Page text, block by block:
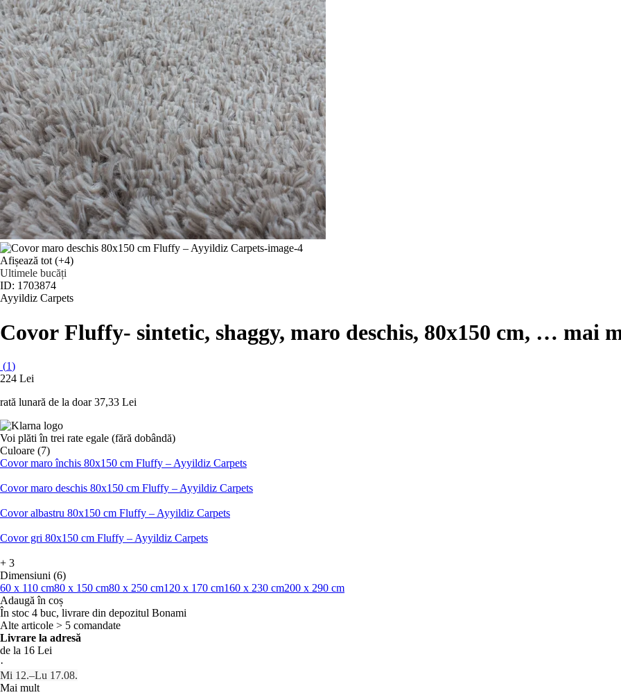
Afișează tot (+4)
Ultimele bucăți
ID: 1703874
Ayyildiz Carpets
Covor Fluffy- sintetic, shaggy, maro deschis, 80x150 cm, … mai
(1)
224 Lei
rată lunară de la doar 37,33 Lei
Voi plăti în trei rate egale (fără dobândă)
Culoare (7)
Covor maro închis 80x150 cm Fluffy – Ayyildiz Carpets
Covor maro deschis 80x150 cm Fluffy – Ayyildiz Carpets
Covor albastru 80x150 cm Fluffy – Ayyildiz Carpets
Covor gri 80x150 cm Fluffy – Ayyildiz Carpets
+ 3
Dimensiuni (6)
60 x 110 cm80 x 150 cm80 x 250 cm120 x 170 cm160 x 230 cm200 x 290 cm
Adaugă în coș
În stoc 4 buc, livrare din depozitul Bonami
Alte articole > 5 comandate
Livrare la adresă
de la 16 Lei
·
Mi 12.–Lu 17.08.
Mai mult